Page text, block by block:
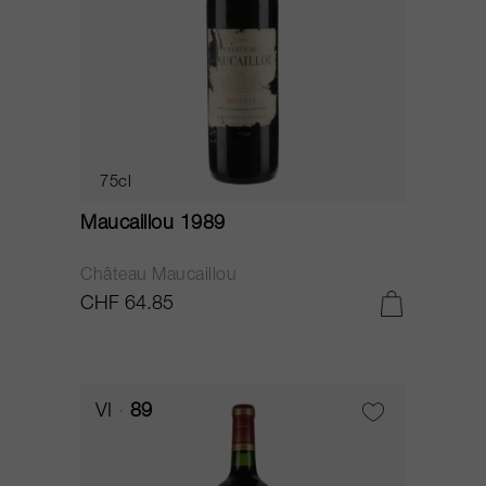
75cl
Maucaillou 1989
Château Maucaillou
CHF 64.85
VI 89